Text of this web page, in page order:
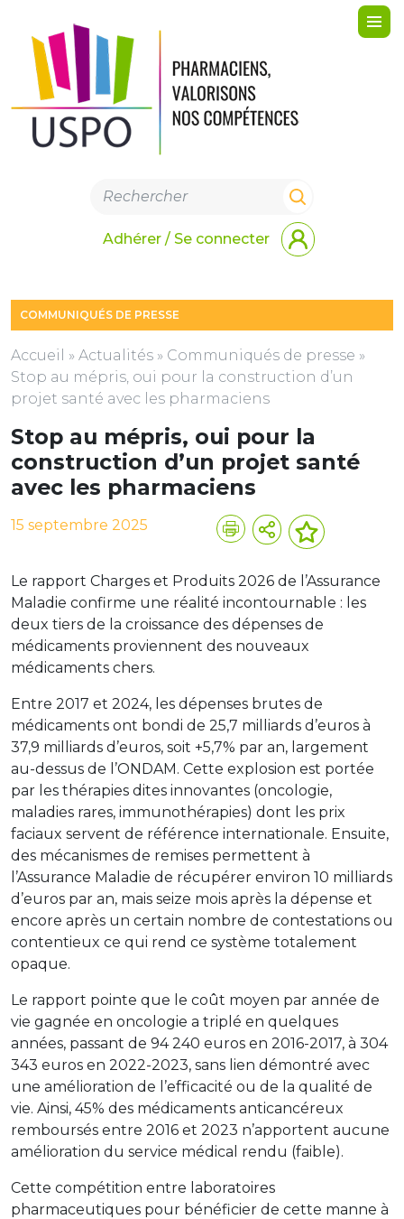
Adhérer / Se connecter
COMMUNIQUÉS DE PRESSE
Accueil » Actualités » Communiqués de presse »
Stop au mépris, oui pour la construction d’un
projet santé avec les pharmaciens
Stop au mépris, oui pour la
construction d’un projet santé
avec les pharmaciens
15 septembre 2025
Le rapport Charges et Produits 2026 de l’Assurance
Maladie confirme une réalité incontournable : les
deux tiers de la croissance des dépenses de
médicaments proviennent des nouveaux
médicaments chers.
Entre 2017 et 2024, les dépenses brutes de
médicaments ont bondi de 25,7 milliards d’euros à
37,9 milliards d’euros, soit +5,7% par an, largement
au-dessus de l’ONDAM. Cette explosion est portée
par les thérapies dites innovantes (oncologie,
maladies rares, immunothérapies) dont les prix
faciaux servent de référence internationale. Ensuite,
des mécanismes de remises permettent à
l’Assurance Maladie de récupérer environ 10 milliards
d’euros par an, mais seize mois après la dépense et
encore après un certain nombre de contestations ou
contentieux ce qui rend ce système totalement
opaque.
Le rapport pointe que le coût moyen par année de
vie gagnée en oncologie a triplé en quelques
années, passant de 94 240 euros en 2016-2017, à 304
343 euros en 2022-2023, sans lien démontré avec
une amélioration de l’efficacité ou de la qualité de
vie. Ainsi, 45% des médicaments anticancéreux
remboursés entre 2016 et 2023 n’apportent aucune
amélioration du service médical rendu (faible).
Cette compétition entre laboratoires
pharmaceutiques pour bénéficier de cette manne à